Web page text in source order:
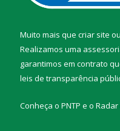
Muito mais que criar site ou
Realizamos uma
garantimos em contrato
leis de transparência
Conheça o PNTP e o